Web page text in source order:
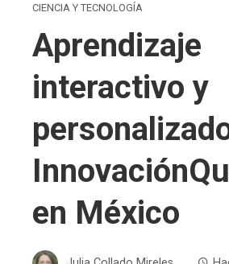
CIENCIA Y TECNOLOGÍA
Aprendizaje
interactivo y
en México